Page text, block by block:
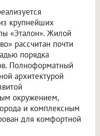
крупнейших
«Эталон». Жилой
рассчитан почти
порядка
Полноформатный
архитектурой
окружением,
и комплексным
для комфортной